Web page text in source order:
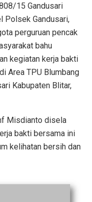
15 Gandusari
Polsek Gandusari,
perguruan pencak
bahu
kegiatan kerja bakti
Area TPU Blumbang
Kabupaten Blitar,
Misdianto disela
bakti bersama ini
kelihatan bersih dan